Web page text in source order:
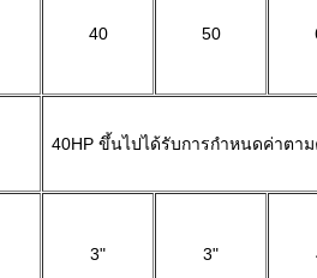
40 50
40HP ขึ้นไปได้รับการกำหนดค่าตา
3" 3"